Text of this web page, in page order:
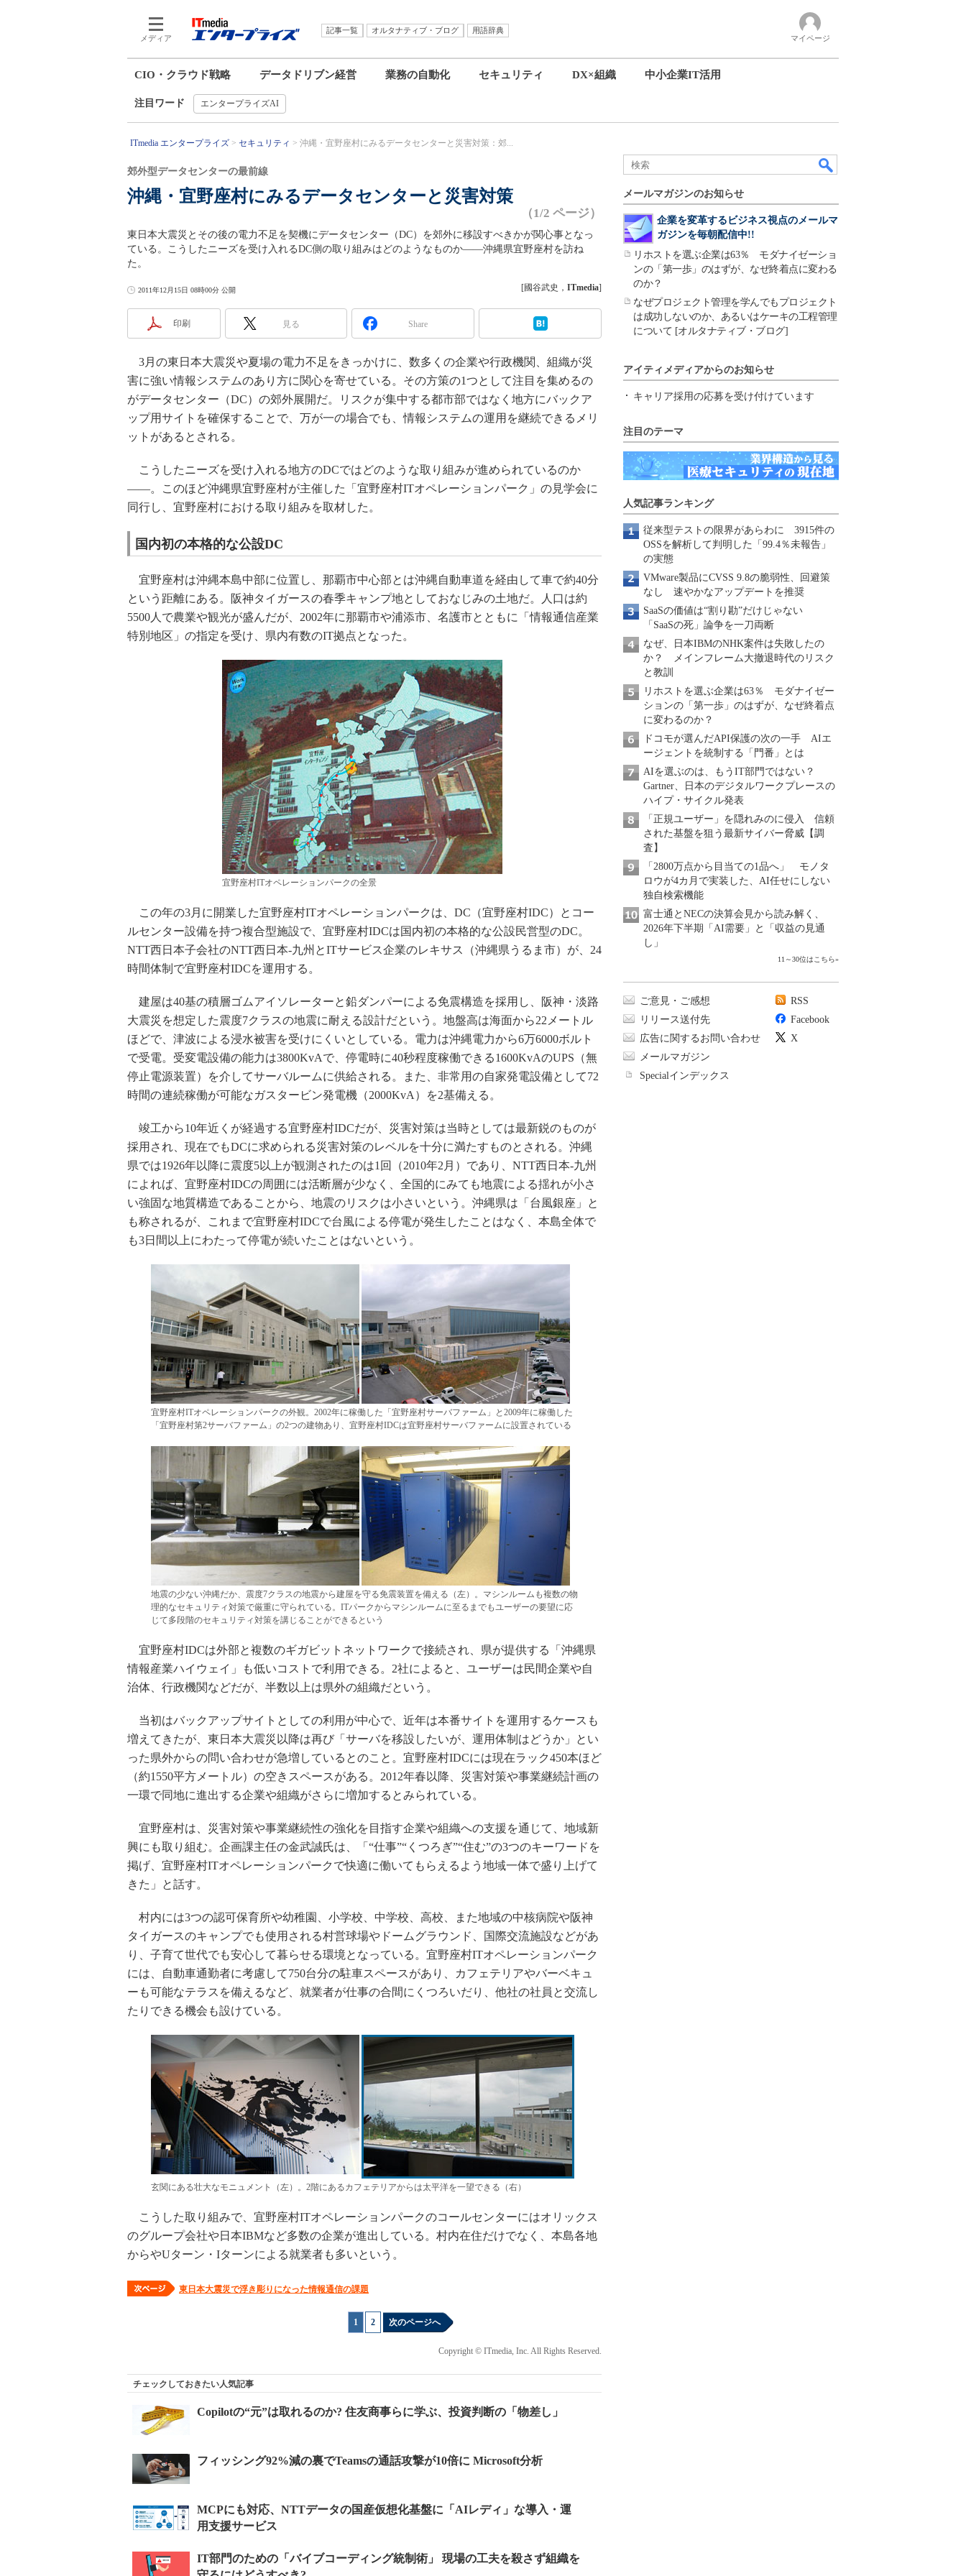
メディア
記事一覧 オルタナティブ・ブログ
用語辞典
マイページ
CIO・クラウド戦略 データドリブン経営 業務の自動化 セキュリティ DX×組織 中小企業IT活用
注目ワード エンタープライズAI
ITmedia エンタープライズ セキュリティ 沖縄・宜野座村にみるデータセンターと災害対策：郊...
沖縄・宜野座村にみるデータセンターと災害対策
郊外型データセンターの最前線
（1/2 ページ）
東日本大震災とその後の電力不足を契機にデータセンター（DC）を郊外に移設すべきかが関心事となっ
ている。こうしたニーズを受け入れるDC側の取り組みはどのようなものか――沖縄県宜野座村を訪ね
た。
2011年12月15日 08時00分 公開 [國谷武史， ITmedia]
印刷 見る Share
3月の東日本大震災や夏場の電力不足をきっかけに、数多くの企業や行政機関、組織が災
害に強い情報システムのあり方に関心を寄せている。その方策の1つとして注目を集めるの
がデータセンター（DC）の郊外展開だ。リスクが集中する都市部ではなく地方にバックア
ップ用サイトを確保することで、万が一の場合でも、情報システムの運用を継続できるメリ
ットがあるとされる。
こうしたニーズを受け入れる地方のDCではどのような取り組みが進められているのか
――。このほど沖縄県宜野座村が主催した「宜野座村ITオペレーションパーク」の見学会に
同行し、宜野座村における取り組みを取材した。
国内初の本格的な公設DC
宜野座村は沖縄本島中部に位置し、那覇市中心部とは沖縄自動車道を経由して車で約40分
という距離にある。阪神タイガースの春季キャンプ地としておなじみの土地だ。人口は約
5500人で農業や観光が盛んだが、2002年に那覇市や浦添市、名護市とともに「情報通信産業
特別地区」の指定を受け、県内有数のIT拠点となった。
宜野座村ITオペレーションパークの全景
この年の3月に開業した宜野座村ITオペレーションパークは、DC（宜野座村IDC）とコー
ルセンター設備を持つ複合型施設で、宜野座村IDCは国内初の本格的な公設民営型のDC。
NTT西日本子会社のNTT西日本-九州とITサービス企業のレキサス（沖縄県うるま市）が、24
時間体制で宜野座村IDCを運用する。
建屋は40基の積層ゴムアイソレーターと鉛ダンパーによる免震構造を採用し、阪神・淡路
大震災を想定した震度7クラスの地震に耐える設計だという。地盤高は海面から22メートル
ほどで、津波による浸水被害を受けにくいとしている。電力は沖縄電力から6万6000ボルト
で受電。受変電設備の能力は3800KvAで、停電時に40秒程度稼働できる1600KvAのUPS（無
停止電源装置）を介してサーバルームに供給される。また、非常用の自家発電設備として72
時間の連続稼働が可能なガスタービン発電機（2000KvA）を2基備える。
竣工から10年近くが経過する宜野座村IDCだが、災害対策は当時としては最新鋭のものが
採用され、現在でもDCに求められる災害対策のレベルを十分に満たすものとされる。沖縄
県では1926年以降に震度5以上が観測されたのは1回（2010年2月）であり、NTT西日本-九州
によれば、宜野座村IDCの周囲には活断層が少なく、全国的にみても地震による揺れが小さ
い強固な地質構造であることから、地震のリスクは小さいという。沖縄県は「台風銀座」と
も称されるが、これまで宜野座村IDCで台風による停電が発生したことはなく、本島全体で
も3日間以上にわたって停電が続いたことはないという。
宜野座村ITオペレーションパークの外観。2002年に稼働した「宜野座村サーバファーム」と2009年に稼働した
「宜野座村第2サーバファーム」の2つの建物あり、宜野座村IDCは宜野座村サーバファームに設置されている
地震の少ない沖縄だか、震度7クラスの地震から建屋を守る免震装置を備える（左）。マシンルームも複数の物
理的なセキュリティ対策で厳重に守られている。ITパークからマシンルームに至るまでもユーザーの要望に応
じて多段階のセキュリティ対策を講じることができるという
宜野座村IDCは外部と複数のギガビットネットワークで接続され、県が提供する「沖縄県
情報産業ハイウェイ」も低いコストで利用できる。2社によると、ユーザーは民間企業や自
治体、行政機関などだが、半数以上は県外の組織だという。
当初はバックアップサイトとしての利用が中心で、近年は本番サイトを運用するケースも
増えてきたが、東日本大震災以降は再び「サーバを移設したいが、運用体制はどうか」とい
った県外からの問い合わせが急増しているとのこと。宜野座村IDCには現在ラック450本ほど
（約1550平方メートル）の空きスペースがある。2012年春以降、災害対策や事業継続計画の
一環で同地に進出する企業や組織がさらに増加するとみられている。
宜野座村は、災害対策や事業継続性の強化を目指す企業や組織への支援を通じて、地域新
興にも取り組む。企画課主任の金武誠氏は、「“仕事”“くつろぎ”“住む”の3つのキーワードを
掲げ、宜野座村ITオペレーションパークで快適に働いてもらえるよう地域一体で盛り上げて
きた」と話す。
村内には3つの認可保育所や幼稚園、小学校、中学校、高校、また地域の中核病院や阪神
タイガースのキャンプでも使用される村営球場やドームグラウンド、国際交流施設などがあ
り、子育て世代でも安心して暮らせる環境となっている。宜野座村ITオペレーションパーク
には、自動車通勤者に考慮して750台分の駐車スペースがあり、カフェテリアやバーベキュ
ーも可能なテラスを備えるなど、就業者が仕事の合間にくつろいだり、他社の社員と交流し
たりできる機会も設けている。
玄関にある壮大なモニュメント（左）。2階にあるカフェテリアからは太平洋を一望できる（右）
こうした取り組みで、宜野座村ITオペレーションパークのコールセンターにはオリックス
のグループ会社や日本IBMなど多数の企業が進出している。村内在住だけでなく、本島各地
からやUターン・Iターンによる就業者も多いという。
東日本大震災で浮き彫りになった情報通信の課題
1 2 次のページへ
Copyright © ITmedia, Inc. All Rights Reserved.
チェックしておきたい人気記事
メールマガジンのお知らせ
企業を変革するビジネス視点のメールマ
ガジンを毎朝配信中!!
リホストを選ぶ企業は63％ モダナイゼーショ
ンの「第一歩」のはずが、なぜ終着点に変わる
のか？
なぜプロジェクト管理を学んでもプロジェクト
は成功しないのか、あるいはケーキの工程管理
について [オルタナティブ・ブログ]
アイティメディアからのお知らせ
キャリア採用の応募を受け付けています
注目のテーマ
人気記事ランキング
従来型テストの限界があらわに 3915件の
OSSを解析して判明した「99.4％未報告」
の実態
VMware製品にCVSS 9.8の脆弱性、回避策
なし 速やかなアップデートを推奨
SaaSの価値は“割り勘”だけじゃない
「SaaSの死」論争を一刀両断
なぜ、日本IBMのNHK案件は失敗したの
か？ メインフレーム大撤退時代のリスク
と教訓
リホストを選ぶ企業は63％ モダナイゼー
ションの「第一歩」のはずが、なぜ終着点
に変わるのか？
ドコモが選んだAPI保護の次の一手 AIエ
ージェントを統制する「門番」とは
AIを選ぶのは、もうIT部門ではない？
Gartner、日本のデジタルワークプレースの
ハイプ・サイクル発表
「正規ユーザー」を隠れみのに侵入 信頼
された基盤を狙う最新サイバー脅威【調
査】
「2800万点から目当ての1品へ」 モノタ
ロウが4カ月で実装した、AI任せにしない
独自検索機能
富士通とNECの決算会見から読み解く、
2026年下半期「AI需要」と「収益の見通
し」
11～30位はこちら»
ご意見・ご感想
リリース送付先
広告に関するお問い合わせ
メールマガジン
Specialインデックス
RSS
Facebook
X